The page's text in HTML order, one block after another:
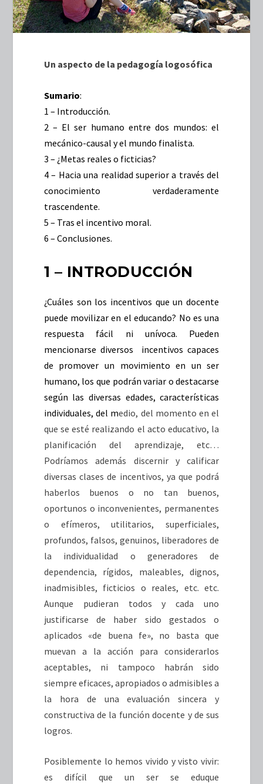
Un aspecto de la pedagogía logosófica
Sumario:
1 – Introducción.
2 – El ser humano entre dos mundos: el
mecánico-causal y el mundo finalista.
3 – ¿Metas reales o ficticias?
4 – Hacia una realidad superior a través del
conocimiento verdaderamente
trascendente.
5 – Tras el incentivo moral.
6 – Conclusiones.
1 – INTRODUCCIÓN
¿Cuáles son los incentivos que un docente
puede movilizar en el educando? No es una
respuesta fácil ni unívoca. Pueden
mencionarse diversos incentivos capaces
de promover un movimiento en un ser
humano, los que podrán variar o destacarse
según las diversas edades, características
individuales, del medio, del momento en el
que se esté realizando el acto educativo, la
planificación del aprendizaje, etc…
Podríamos además discernir y calificar
diversas clases de incentivos, ya que podrá
haberlos buenos o no tan buenos,
oportunos o inconvenientes, permanentes
o efímeros, utilitarios, superficiales,
profundos, falsos, genuinos, liberadores de
la individualidad o generadores de
dependencia, rígidos, maleables, dignos,
inadmisibles, ficticios o reales, etc. etc.
Aunque pudieran todos y cada uno
justificarse de haber sido gestados o
aplicados «de buena fe», no basta que
muevan a la acción para considerarlos
aceptables, ni tampoco habrán sido
siempre eficaces, apropiados o admisibles a
la hora de una evaluación sincera y
constructiva de la función docente y de sus
logros.
Posiblemente lo hemos vivido y visto vivir:
es difícil que un ser se eduque